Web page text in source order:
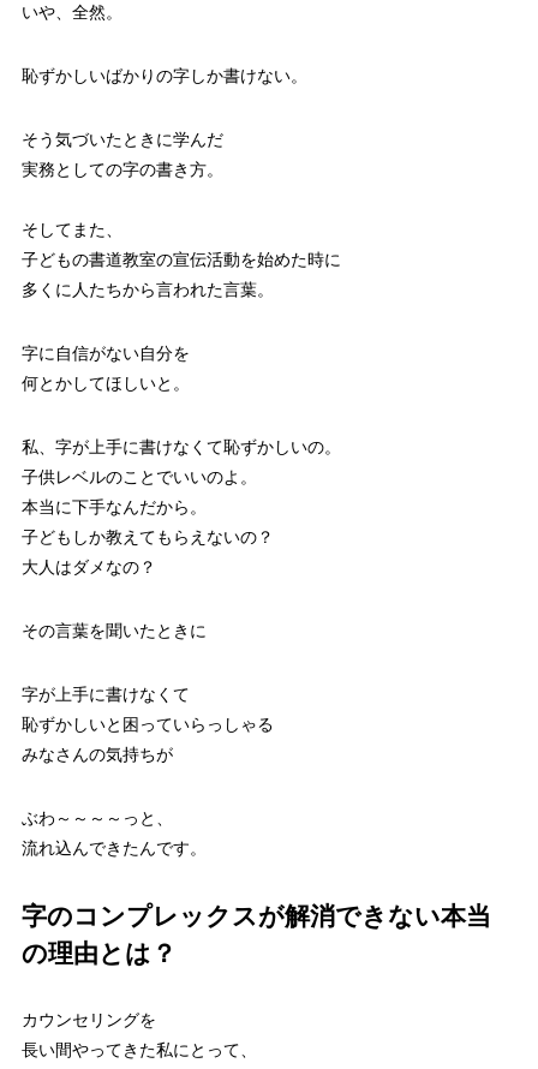
いや、全然。
恥ずかしいばかりの字しか書けない。
そう気づいたときに学んだ
実務としての字の書き方。
そしてまた、
子どもの書道教室の宣伝活動を始めた時に
多くに人たちから言われた言葉。
字に自信がない自分を
何とかしてほしいと。
私、字が上手に書けなくて恥ずかしいの。
子供レベルのことでいいのよ。
本当に下手なんだから。
子どもしか教えてもらえないの？
大人はダメなの？
その言葉を聞いたときに
字が上手に書けなくて
恥ずかしいと困っていらっしゃる
みなさんの気持ちが
ぶわ～～～～っと、
流れ込んできたんです。
字のコンプレックスが解消できない本当
の理由とは？
カウンセリングを
長い間やってきた私にとって、